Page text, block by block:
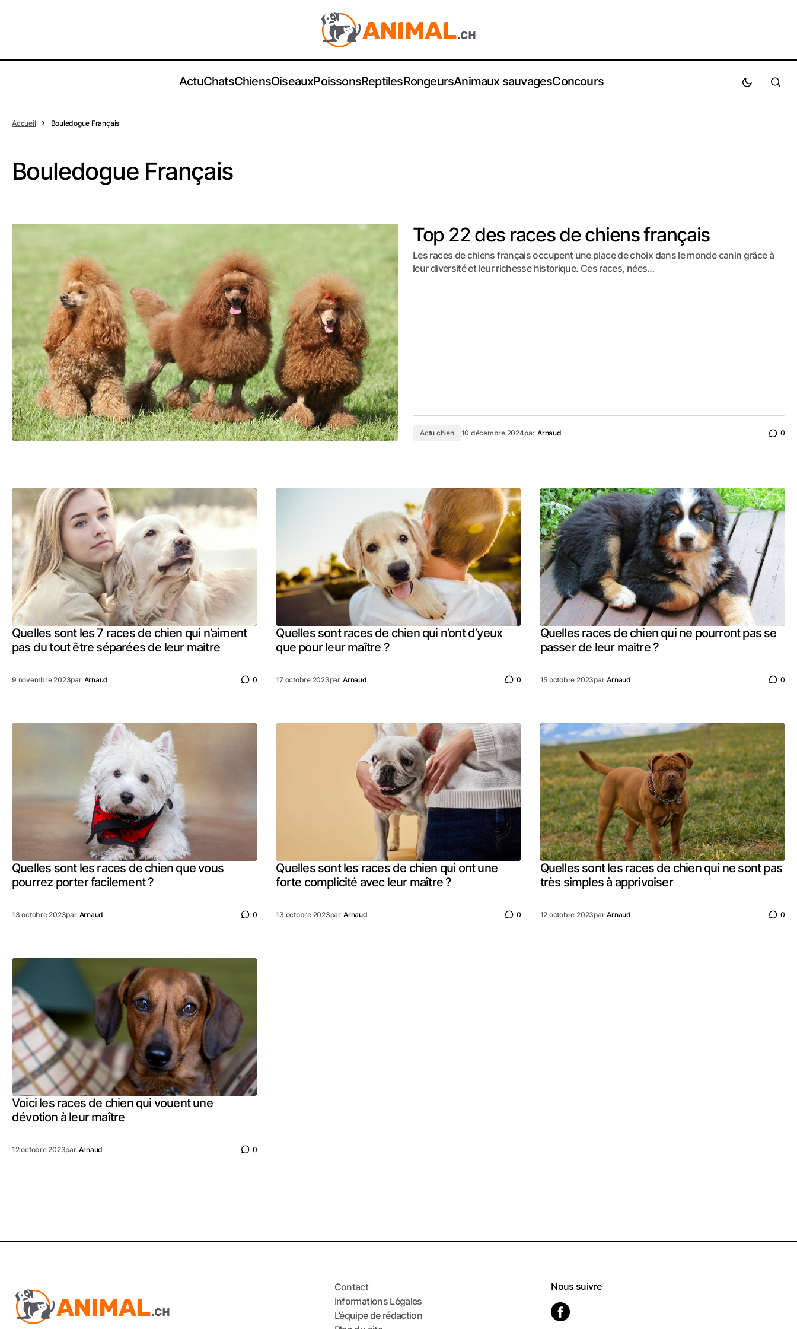
ActuChatsChiensOiseauxPoissonsReptilesRongeursAnimaux sauvagesConcours
Accueil Bouledogue Français
Bouledogue Français
Top 22 des races de chiens français
Les races de chiens français occupent une place de choix dans le monde canin grâce à
leur diversité et leur richesse historique. Ces races, nées…
Actu chien 10 décembre 2024par Arnaud 0
Quelles sont les 7 races de chien qui n’aiment
pas du tout être séparées de leur maitre
9 novembre 2023par Arnaud 0
Quelles sont races de chien qui n’ont d’yeux
que pour leur maître ?
17 octobre 2023par Arnaud 0
Quelles races de chien qui ne pourront pas se
passer de leur maitre ?
15 octobre 2023par Arnaud 0
Quelles sont les races de chien que vous
pourrez porter facilement ?
13 octobre 2023par Arnaud 0
Quelles sont les races de chien qui ont une
forte complicité avec leur maître ?
13 octobre 2023par Arnaud 0
Quelles sont les races de chien qui ne sont pas
très simples à apprivoiser
12 octobre 2023par Arnaud 0
Voici les races de chien qui vouent une
dévotion à leur maître
12 octobre 2023par Arnaud 0
Contact
Informations Légales
L’équipe de rédaction
Nous suivre